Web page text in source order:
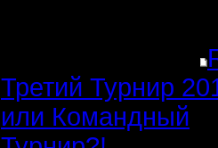
Третий Турнир
или Командный